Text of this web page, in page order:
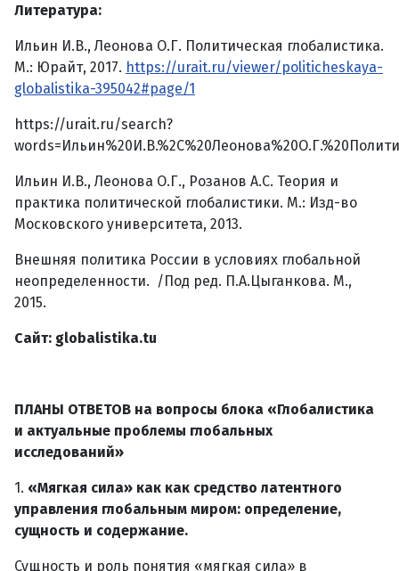
Литература:
Ильин И.В., Леонова О.Г. Политическая глобалистика.
М.: Юрайт, 2017. https://urait.ru/viewer/politicheskaya-
globalistika-395042#page/1
https://urait.ru/search?
Ильин И.В., Леонова О.Г., Розанов А.С. Теория и
практика политической глобалистики. М.: Изд-во
Московского университета, 2013.
Внешняя политика России в условиях глобальной
неопределенности. /Под ред. П.А.Цыганкова. М.,
2015.
Сайт: globalistika.tu
ПЛАНЫ ОТВЕТОВ на вопросы блока «Глобалистика
и актуальные проблемы глобальных
исследований»
1. «Мягкая сила» как как средство латентного
управления глобальным миром: определение,
сущность и содержание.
Сущность и роль понятия «мягкая сила» в